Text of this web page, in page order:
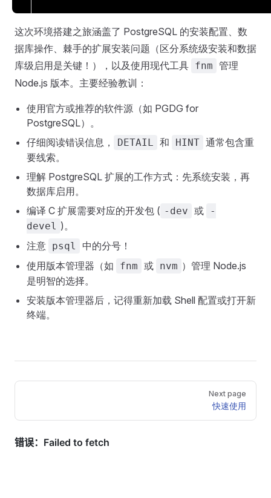
这次环境搭建之旅涵盖了 PostgreSQL 的安装配置、数
据库操作、棘手的扩展安装问题（区分系统级安装和数据
库级启用是关键！），以及使用现代工具 fnm 管理
Node.js 版本。主要经验教训：
使用官方或推荐的软件源（如 PGDG for
PostgreSQL）。
仔细阅读错误信息，
DETAIL 和 HINT 通常包含重
要线索。
理解 PostgreSQL 扩展的工作方式：先系统安装，再
数据库启用。
编译 C 扩展需要对应的开发包 ( -dev 或
-
devel )。
注意 psql
中的分号！
使用版本管理器（如
fnm 或 nvm ）管理 Node.js
是明智的选择。
安装版本管理器后，记得重新加载 Shell 配置或打开新
终端。
Pager
Next page
快速使用